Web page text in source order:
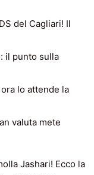
del Cagliari! Il
il punto sulla
ora lo attende la
valuta mete
Jashari! Ecco la